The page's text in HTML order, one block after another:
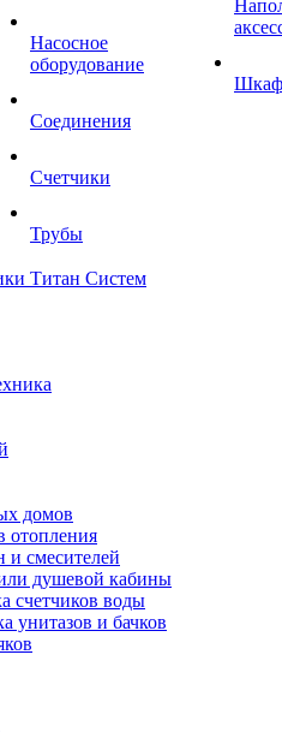
Насосное
оборудование
Соединения
Счетчики
Трубы
домов
отопления
и смесителей
душевой кабины
счетчиков воды
унитазов и бачков